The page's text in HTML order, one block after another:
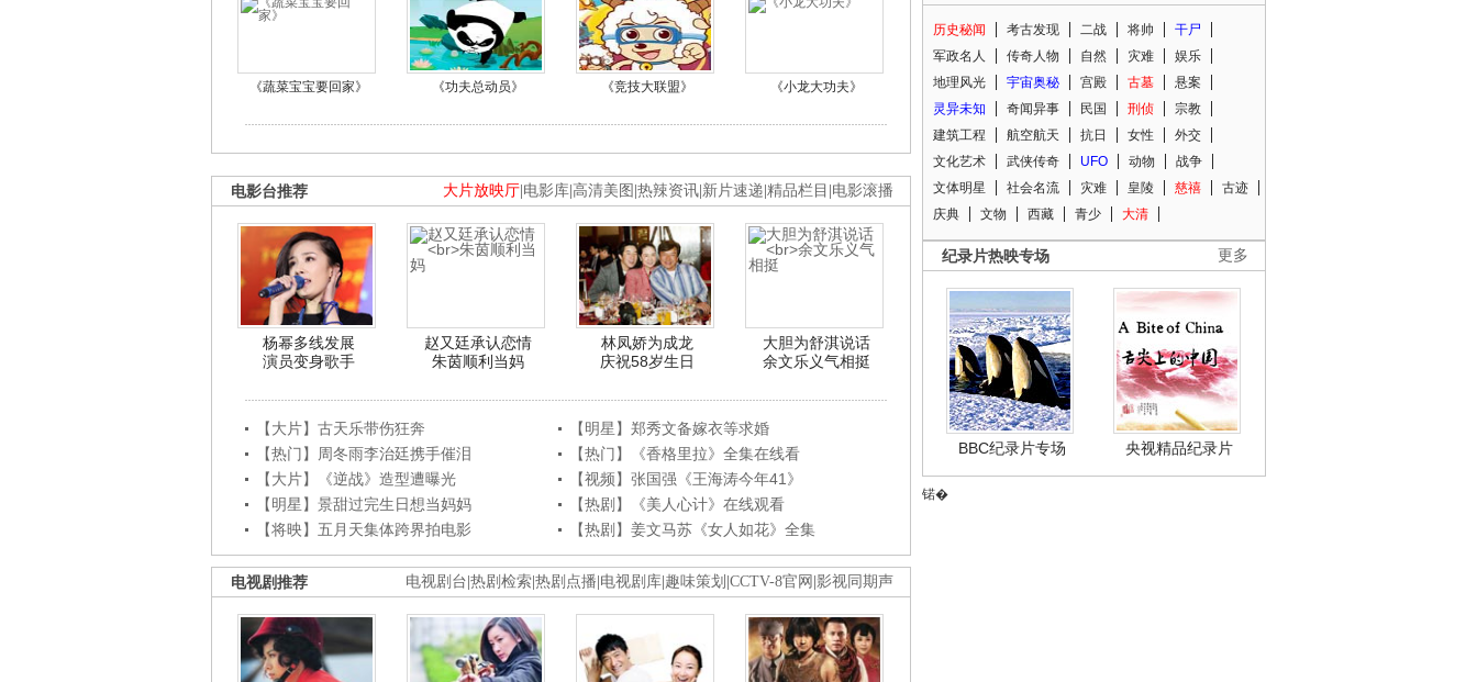
《蔬菜宝宝要回家》 《功夫总动员》 《竞技大联盟》 《小龙大功夫》
大片放映厅 电影库 高清美图 热辣资讯 新片速递 精品栏目 电影滚播
电影台推荐
杨幂多线发展
演员变身歌手
赵又廷承认恋情
朱茵顺利当妈
林凤娇为成龙
庆祝58岁生日
大胆为舒淇说话
余文乐义气相挺
【大片】古天乐带伤狂奔
【明星】郑秀文备嫁衣等求婚
【热门】周冬雨李治廷携手催泪
【热门】《香格里拉》全集在线看
【大片】《逆战》造型遭曝光
【视频】张国强《王海涛今年41》
【明星】景甜过完生日想当妈妈
【热剧】《美人心计》在线观看
【将映】五月天集体跨界拍电影
【热剧】姜文马苏《女人如花》全集
电视剧台 热剧检索 热剧点播 电视剧库 趣味策划 CCTV-8官网 影视同期声
电视剧推荐
历史秘闻 考古发现 二战 将帅
干尸
军政名人
传奇人物 自然 灾难
娱乐
地理风光
宇宙奥秘 宫殿 古墓
悬案
灵异未知
奇闻异事 民国 刑侦
宗教
建筑工程
航空航天 抗日 女性
外交
文化艺术
武侠传奇 UFO 动物
战争
文体明星
社会名流 灾难 皇陵 慈禧
古迹
庆典
文物 西藏 青少 大清
更多
纪录片热映专场
BBC纪录片专场 央视精品纪录片
锘�